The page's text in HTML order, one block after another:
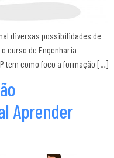
diversas possibilidades de
curso de Engenharia
tem como foco a formação […]
Aprender